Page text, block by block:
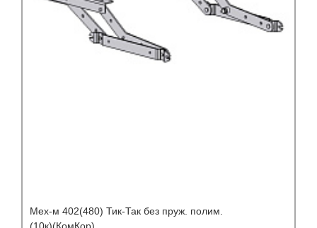
Мех-м 402(480) Тик-Так без пруж. полим.